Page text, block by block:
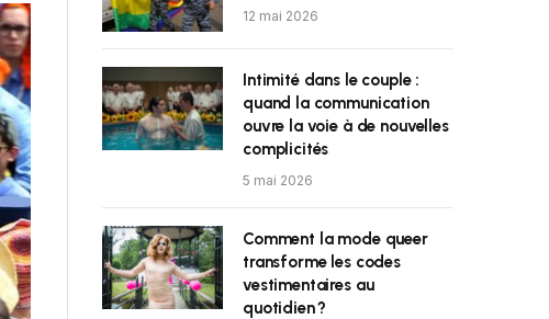
12 mai 2026
Intimité dans le couple :
quand la communication
ouvre la voie à de nouvelles
complicités
5 mai 2026
Comment la mode queer
transforme les codes
vestimentaires au
quotidien ?